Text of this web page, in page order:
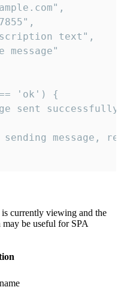
text",
message"
'ok') {
sent
message,
currently viewing and the
be useful for SPA